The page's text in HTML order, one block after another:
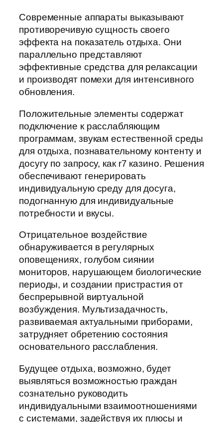
Современные аппараты выказывают
противоречивую сущность своего
эффекта на показатель отдыха. Они
параллельно представляют
эффективные средства для релаксации
и производят помехи для интенсивного
обновления.
Положительные элементы содержат
подключение к расслабляющим
программам, звукам естественной среды
для отдыха, познавательному контенту и
досугу по запросу, как r7 казино. Решения
обеспечивают генерировать
индивидуальную среду для досуга,
подогнанную для индивидуальные
потребности и вкусы.
Отрицательное воздействие
обнаруживается в регулярных
оповещениях, голубом сиянии
мониторов, нарушающем биологические
периоды, и создании пристрастия от
беспрерывной виртуальной
возбуждения. Мультизадачность,
развиваемая актуальными приборами,
затрудняет обретению состояния
основательного расслабления.
Будущее отдыха, возможно, будет
выявляться возможностью граждан
сознательно руководить
индивидуальными взаимоотношениями
с системами, задействуя их плюсы и